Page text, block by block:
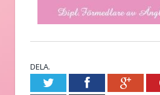
DELA.
TwitterFacebook